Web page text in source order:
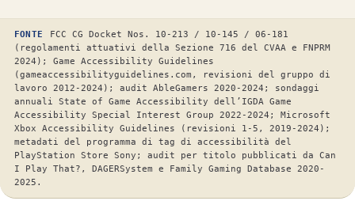
FONTE
FCC CG Docket Nos. 10-213 / 10-145 / 06-181
(regolamenti attuativi della Sezione 716 del CVAA e FNPRM
2024); Game Accessibility Guidelines
(gameaccessibilityguidelines.com, revisioni del gruppo di
lavoro 2012-2024); audit AbleGamers 2020-2024; sondaggi
annuali State of Game Accessibility dell’IGDA Game
Accessibility Special Interest Group 2022-2024; Microsoft
Xbox Accessibility Guidelines (revisioni 1-5, 2019-2024);
metadati del programma di tag di accessibilità del
PlayStation Store Sony; audit per titolo pubblicati da Can
I Play That?, DAGERSystem e Family Gaming Database 2020-
2025.